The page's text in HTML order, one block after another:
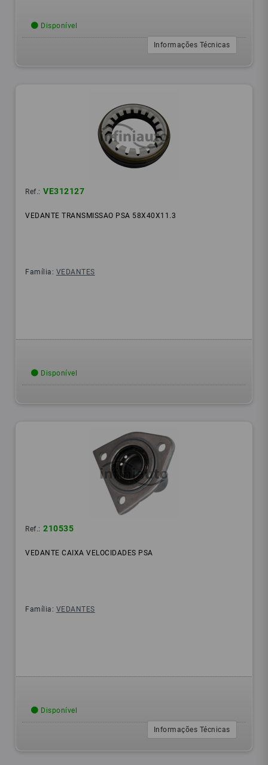
Disponível
Informações Técnicas
Ref.: VE312127
VEDANTE TRANSMISSAO PSA 58X40X11.3
Família: VEDANTES
Disponível
Ref.: 210535
VEDANTE CAIXA VELOCIDADES PSA
Família: VEDANTES
Disponível
Informações Técnicas